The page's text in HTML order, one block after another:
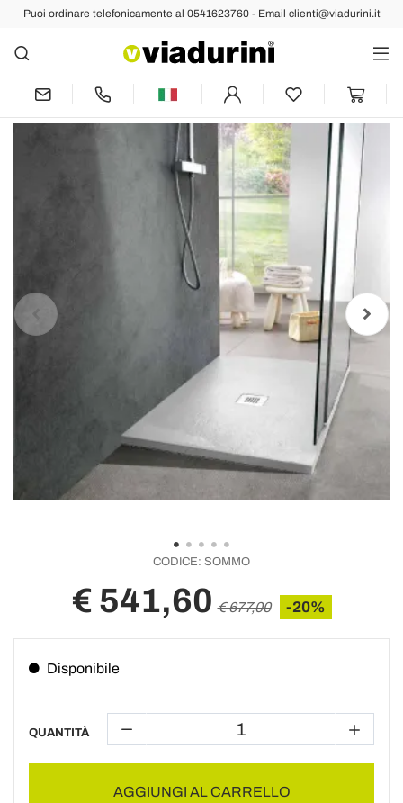
Puoi ordinare telefonicamente al 0541623760 - Email clienti@viadurini.it
Indietro Prec Succ
Piatto Doccia Moderno 90x70 in Resina
Bianca Effetto Ardesia - Sommo
CODICE: SOMMO
€ 541,60 € 677,00 -20%
Disponibile
QUANTITÀ
AGGIUNGI AL CARRELLO